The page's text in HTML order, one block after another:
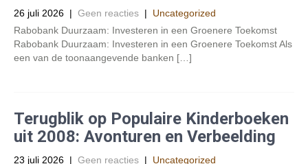
26 juli 2026 | Geen reacties | Uncategorized
Rabobank Duurzaam: Investeren in een Groenere Toekomst
Rabobank Duurzaam: Investeren in een Groenere Toekomst Als
een van de toonaangevende banken […]
Terugblik op Populaire Kinderboeken
uit 2008: Avonturen en Verbeelding
23 juli 2026 | Geen reacties | Uncategorized